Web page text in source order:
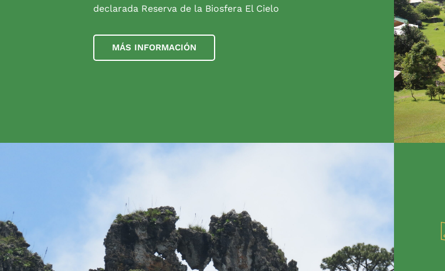
declarada Reserva de la Biosfera El Cielo
MÁS INFORMACIÓN